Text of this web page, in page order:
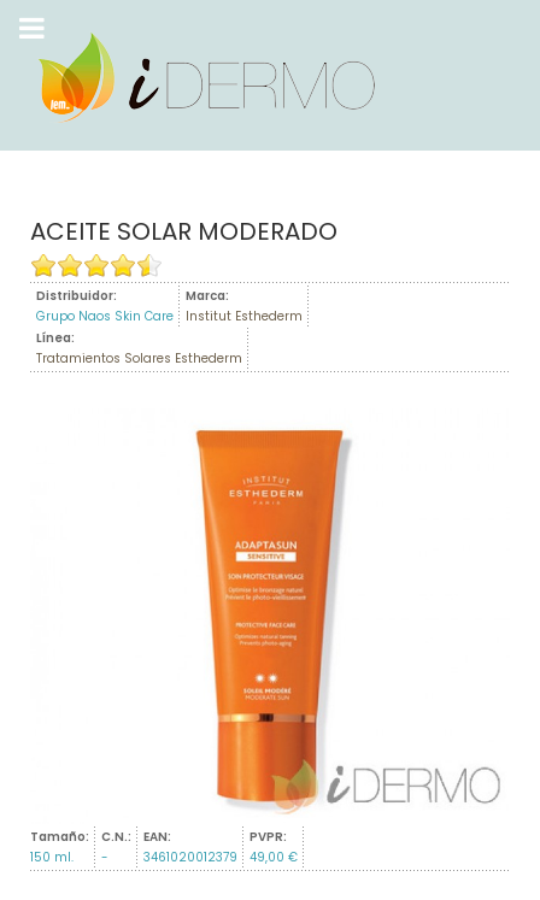
ACEITE SOLAR MODERADO
Distribuidor:
Grupo Naos Skin Care
Marca:
Institut Esthederm
Línea:
Tratamientos Solares Esthederm
Tamaño:
150 ml.
C.N.:
-
EAN:
3461020012379
PVPR:
49,00 €